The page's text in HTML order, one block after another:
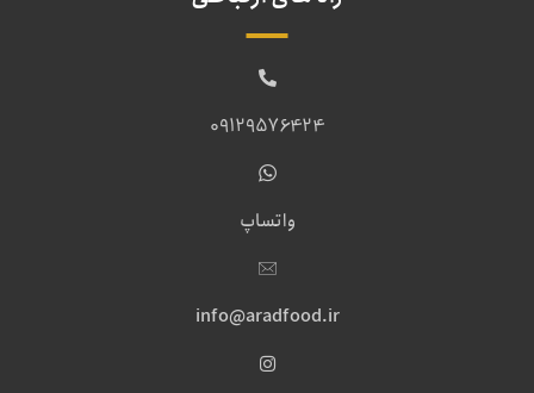
09129576424
واتساپ
info@aradfood.ir